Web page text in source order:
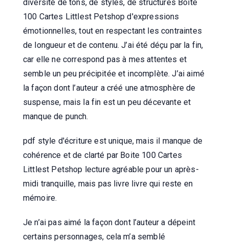
diversité de tons, de styles, de structures Boite
100 Cartes Littlest Petshop d'expressions
émotionnelles, tout en respectant les contraintes
de longueur et de contenu. J’ai été déçu par la fin,
car elle ne correspond pas à mes attentes et
semble un peu précipitée et incomplète. J’ai aimé
la façon dont l’auteur a créé une atmosphère de
suspense, mais la fin est un peu décevante et
manque de punch.
pdf style d'écriture est unique, mais il manque de
cohérence et de clarté par Boite 100 Cartes
Littlest Petshop lecture agréable pour un après-
midi tranquille, mais pas livre livre qui reste en
mémoire.
Je n’ai pas aimé la façon dont l’auteur a dépeint
certains personnages, cela m’a semblé